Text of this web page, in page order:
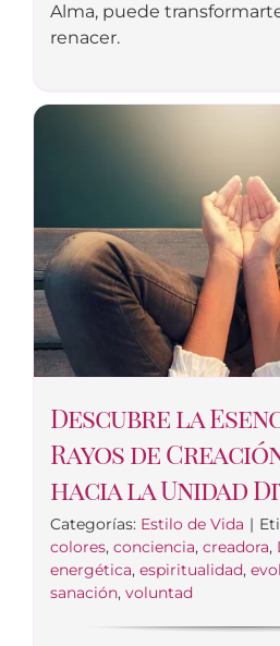
Alma, puede
renacer.
Descubre la
Rayos de
hacia la Unidad
Categorías: Estilo de Vida |
colores, conciencia, creadora,
energética, espiritualidad,
sanación, voluntad